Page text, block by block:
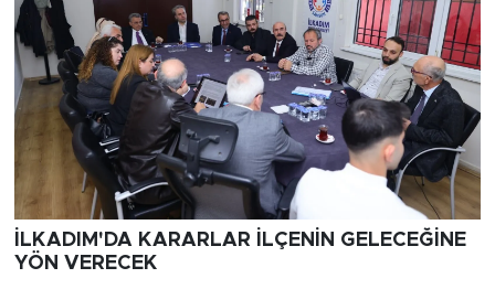
İLKADIM'DA KARARLAR İLÇENİN GELECEĞİNE
YÖN VERECEK